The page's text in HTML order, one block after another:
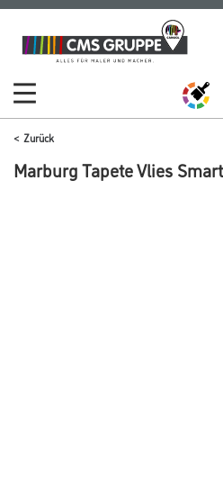
Zum
Inhalt
Zum
Navigationsmenü
Zurück
Marburg Tapete Vlies